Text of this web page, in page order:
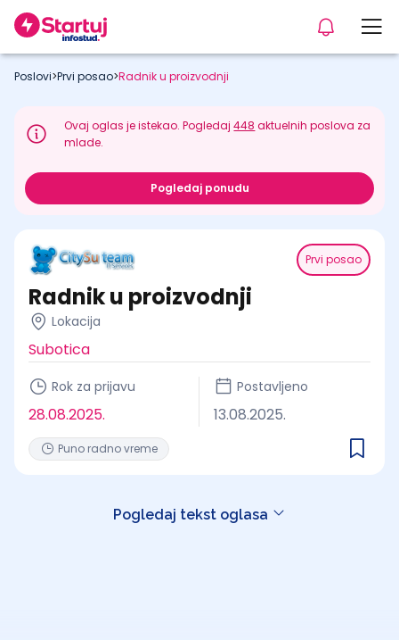
Poslovi>Prvi posao>Radnik u proizvodnji
Ovaj oglas je istekao. Pogledaj448 aktuelnih poslova za
mlade.
Pogledaj ponudu
Prvi posao
Radnik u proizvodnji
Lokacija
Subotica
Rok za prijavu
28.08.2025.
Postavljeno
13.08.2025.
Puno radno vreme
Pogledaj tekst oglasa